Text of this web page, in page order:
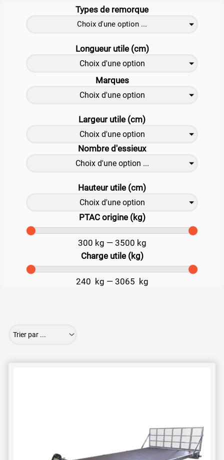
Types de remorque
Choix d'une option ...
Longueur utile (cm)
Choix d'une option
Nombre d'essieux
Choix d'une option ...
Hauteur utile (cm)
Choix d'une option
Marques
Choix d'une option
Largeur utile (cm)
Choix d'une option
PTAC origine (kg)
300 kg — 3500 kg
Charge utile (kg)
240 kg — 3065 kg